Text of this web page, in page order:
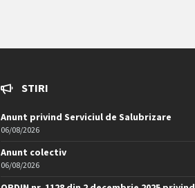
STIRI
Anunt privind Serviciul de Salubrizare
06/08/2026
Anunt colectiv
06/08/2026